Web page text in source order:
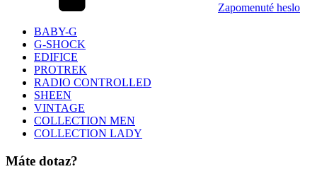
Zapomenuté heslo
BABY-G
G-SHOCK
EDIFICE
PROTREK
RADIO CONTROLLED
SHEEN
VINTAGE
COLLECTION MEN
COLLECTION LADY
Máte dotaz?